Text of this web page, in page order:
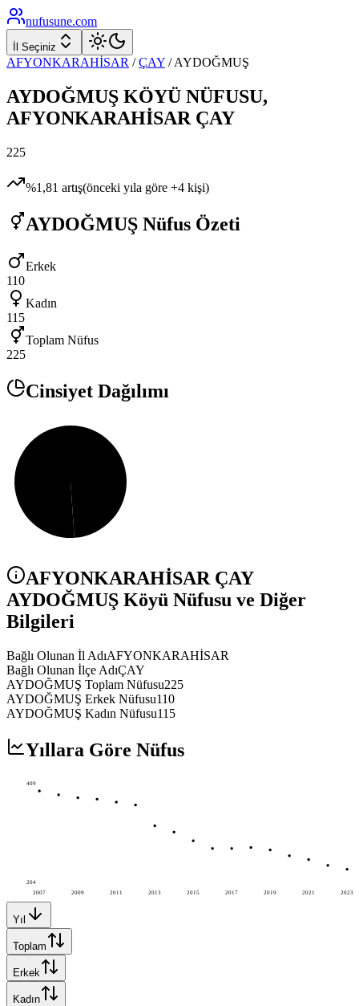
nufusune.com
İl Seçiniz
AFYONKARAHİSAR / ÇAY /AYDOĞMUŞ
AYDOĞMUŞ KÖYÜ NÜFUSU,
AFYONKARAHİSAR ÇAY
225
%1,81 artış(önceki yıla göre +4 kişi)
AYDOĞMUŞ Nüfus Özeti
Erkek
110
Kadın
115
Toplam Nüfus
225
Cinsiyet Dağılımı
AFYONKARAHİSAR ÇAY
AYDOĞMUŞ Köyü Nüfusu ve Diğer
Bilgileri
Bağlı Olunan İl AdıAFYONKARAHİSAR
Bağlı Olunan İlçe AdıÇAY
AYDOĞMUŞ Toplam Nüfusu225
AYDOĞMUŞ Erkek Nüfusu110
AYDOĞMUŞ Kadın Nüfusu115
Yıllara Göre Nüfus
2007 2009 2011 2013 2015 2017 2019 2021 2023
409
204
Yıl
Toplam
Erkek
Kadın